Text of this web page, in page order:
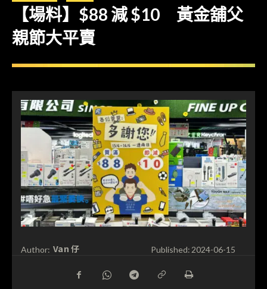
【場料】$88 減 $10 黃金舖父
親節大平賣
Author: Van 仔 Published: 2024-06-15